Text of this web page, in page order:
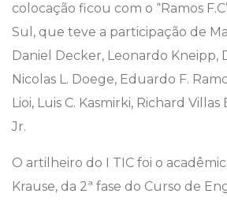
colocação ficou com o “Ramos
Sul, que teve a participação de
Daniel Decker, Leonardo Kneipp,
Nicolas L. Doege, Eduardo F.
Lioi, Luis C. Kasmirki, Richard Villas
Jr.
O artilheiro do I TIC foi o
Krause, da 2ª fase do Curso de